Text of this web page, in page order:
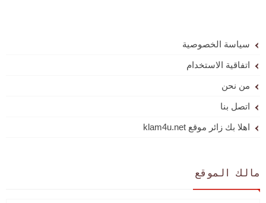
سياسة الخصوصية
اتفاقية الاستخدام
من نحن
اتصل بنا
اهلا بك زائر موقع klam4u.net
مالك الموقع